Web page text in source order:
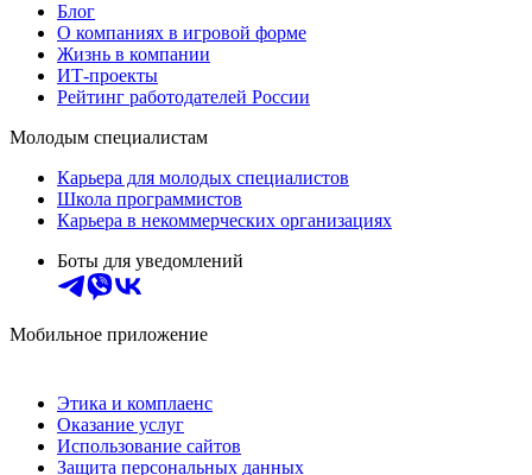
Блог
О компаниях в игровой форме
Жизнь в компании
ИТ-проекты
Рейтинг работодателей России
Молодым специалистам
Карьера для молодых специалистов
Школа программистов
Карьера в некоммерческих организациях
Боты для уведомлений
Мобильное приложение
Этика и комплаенс
Оказание услуг
Использование сайтов
Защита персональных данных